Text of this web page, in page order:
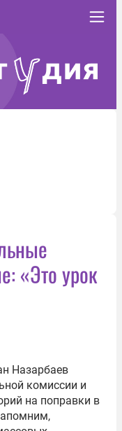
«Это урок
Назарбаев
комиссии и
на поправки в